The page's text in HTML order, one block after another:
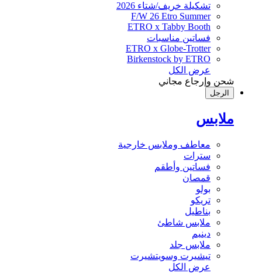
تشكيلة خريف/شتاء 2026
F/W 26 Etro Summer
ETRO x Tabby Booth
فساتين مناسبات
ETRO x Globe-Trotter
Birkenstock by ETRO
عرض الكل
شحن وإرجاع مجاني
الرجل
ملابس
معاطف وملابس خارجية
سترات
فساتين وأطقم
قمصان
بولو
تريكو
بناطيل
ملابس شاطئ
دينيم
ملابس جلد
تيشيرت وسويتشيرت
عرض الكل